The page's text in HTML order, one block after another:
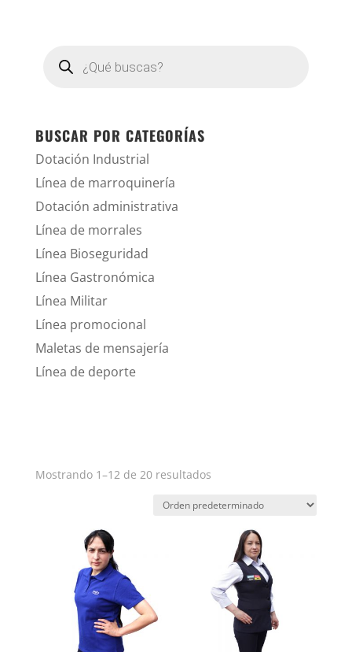
productos
BUSCAR POR CATEGORÍAS
Dotación Industrial
Línea de marroquinería
Dotación administrativa
Línea de morrales
Línea Bioseguridad
Línea Gastronómica
Línea Militar
Línea promocional
Maletas de mensajería
Línea de deporte
Mostrando 1–12 de 20 resultados